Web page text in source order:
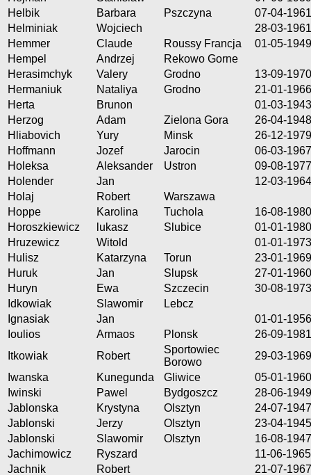
Helbik
Barbara Pszczyna
07-04-1961
Helminiak
Wojciech
28-03-1961
Hemmer
Claude Roussy Francja
01-05-1949
Hempel
Andrzej
Rekowo Gorne
Herasimchyk
Valery Grodno
13-09-1970
Hermaniuk
Nataliya Grodno
21-01-1966
Herta
Brunon
01-03-1943
Herzog
Adam Zielona Gora
26-04-1948
Hliabovich
Yury Minsk
26-12-1979
Hoffmann
Jozef Jarocin
06-03-1967
Holeksa
Aleksander Ustron
09-08-1977
Holender
Jan
12-03-1964
Holaj
Robert
Warszawa
Hoppe
Karolina Tuchola
16-08-1980
Horoszkiewicz
lukasz Slubice
01-01-1980
Hruzewicz
Witold
01-01-1973
Hulisz
Katarzyna Torun
23-01-1969
Huruk
Jan Slupsk
27-01-1960
Huryn
Ewa Szczecin
30-08-1973
Idkowiak
Slawomir
Lebcz
Ignasiak
Jan
01-01-1956
Ioulios
Armaos Plonsk
26-09-1981
Itkowiak
Robert
Sportowiec
Borowo
29-03-1969
Iwanska
Kunegunda Gliwice
05-01-1960
Iwinski
Pawel Bydgoszcz
28-06-1949
Jablonska
Krystyna Olsztyn
24-07-1947
Jablonski
Jerzy Olsztyn
23-04-1945
Jablonski
Slawomir Olsztyn
16-08-1947
Jachimowicz
Ryszard
11-06-1965
Jachnik
Robert 21-07-1967